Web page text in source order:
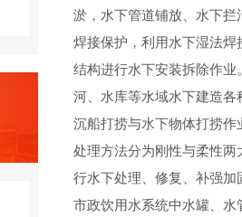
淤，水下管道铺放、水下
焊接保护，利用水下湿法
结构进行水下安装拆除作
河、水库等水域水下建造
沉船打捞与水下物体打捞作
处理方法分为刚性与柔性
行水下处理、修复、补强加
市政饮用水系统中水罐、